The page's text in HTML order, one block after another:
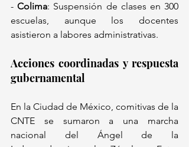
- Colima: Suspensión de clases en 300
escuelas, aunque los docentes
asistieron a labores administrativas.
Acciones coordinadas y respuesta
gubernamental
En la Ciudad de México, comitivas de la
CNTE se sumaron a una marcha
nacional del Ángel de la